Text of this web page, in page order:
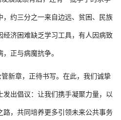
，约三分之一来自边远、贫困、民族
经济困难缺乏学习工具，有人因病致
正与病魔抗争。
新章，正待书写。在此，我们诚挚
发出倡议：让我们携手凝聚力量，以
路，共同培养更多引领未来公共事务